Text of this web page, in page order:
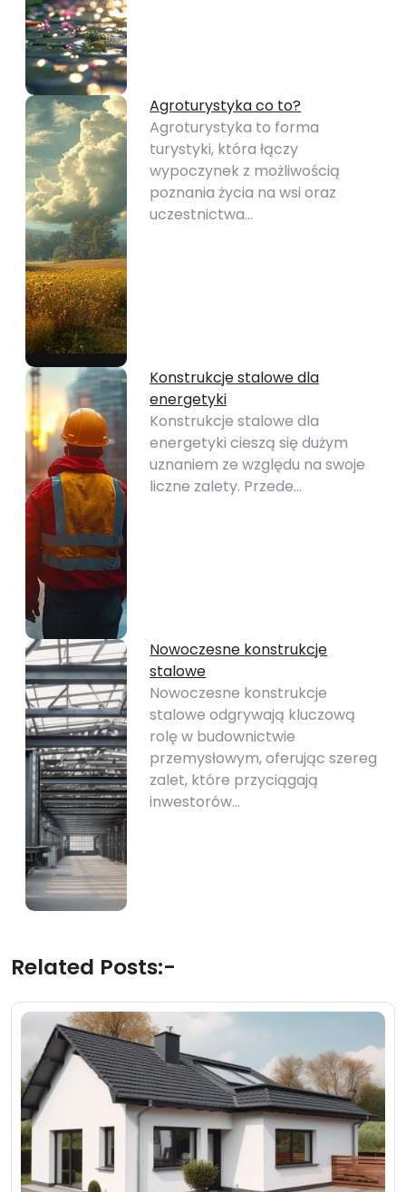
Agroturystyka co to?
Agroturystyka to forma
turystyki, która łączy
wypoczynek z możliwością
poznania życia na wsi oraz
uczestnictwa…
Konstrukcje stalowe dla
energetyki
Konstrukcje stalowe dla
energetyki cieszą się dużym
uznaniem ze względu na swoje
liczne zalety. Przede…
Nowoczesne konstrukcje
stalowe
Nowoczesne konstrukcje
stalowe odgrywają kluczową
rolę w budownictwie
przemysłowym, oferując szereg
zalet, które przyciągają
inwestorów…
Related Posts:-